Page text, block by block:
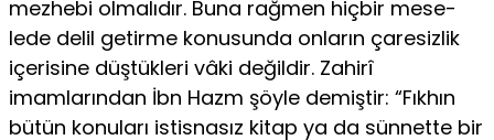
mezhebi olmalıdır. Buna rağmen hiçbir mese­
lede delil getirme konusunda onların çaresizlik
içerisine düştükleri vâki değildir. Zahirî
imamlarından İbn Hazm şöyle demiştir: “Fık­hın
bütün konuları istisnasız kitap ya da sünnette bir